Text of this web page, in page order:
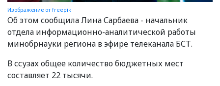
Изображение от freepik
Об этом сообщила Лина Сарбаева - начальник
отдела информационно-аналитической работы
минобрнауки региона в эфире телеканала БСТ.
В ссузах общее количество бюджетных мест
составляет 22 тысячи.